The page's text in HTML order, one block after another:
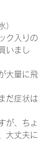
）
ク入りの
いまし
大量に飛
だ症状は
が、ちょ
大丈夫に